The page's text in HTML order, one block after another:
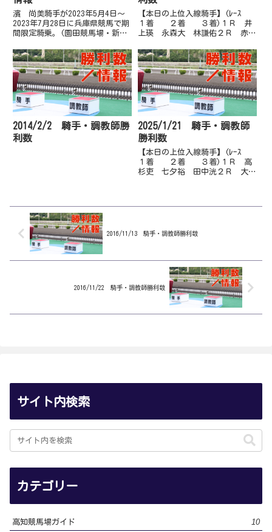
濱 尚美騎手が2023年5月4日～
2023年7月28日に兵庫県競馬で期
間限定騎乗。(園田競馬場・新子
ェブサイトより）
【本日の上位入線騎手】(ﾚｰｽ
１着 ２着 ３着)１Ｒ 井
上瑛 永森大 林謙佑２Ｒ 赤岡
雅 阿部基 宮川実４Ｒ 濱尚
美 多田誠 山崎雅５Ｒ 宮川
実 畑中信 林謙佑６Ｒ 井上
瑛 岡遼太 大澤誠７Ｒ 林謙
佑 木...
2014/2/2 騎手・調教師勝
利数
2025/1/21 騎手・調教師
勝利数
【本日の上位入線騎手】(ﾚｰｽ
１着 ２着 ３着)１Ｒ 高
杉吏 七夕裕 田中洸２Ｒ 大澤
誠 岡...
2016/11/13 騎手・調教師勝利数
2016/11/22 騎手・調教師勝利数
サイト内検索
カテゴリー
高知競馬場ガイド 10